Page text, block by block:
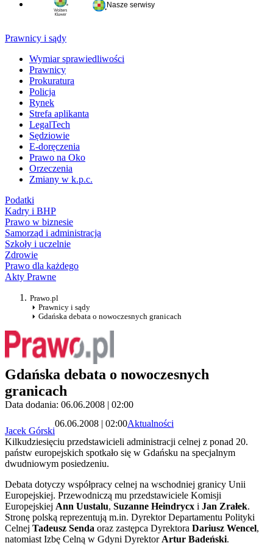
Nasze serwisy
Prawnicy i sądy
Wymiar sprawiedliwości
Prawnicy
Prokuratura
Policja
Rynek
Strefa aplikanta
LegalTech
Sędziowie
E-doręczenia
Prawo na Oko
Orzeczenia
Zmiany w k.p.c.
Podatki
Kadry i BHP
Prawo w biznesie
Samorząd i administracja
Szkoły i uczelnie
Zdrowie
Prawo dla każdego
Akty Prawne
Prawo.pl
Prawnicy i sądy
Gdańska debata o nowoczesnych granicach
Gdańska debata o nowoczesnych
granicach
Data dodania: 06.06.2008 | 02:00
Jacek Górski
06.06.2008 | 02:00Aktualności
Kilkudziesięciu przedstawicieli administracji celnej z ponad 20.
państw europejskich spotkało się w Gdańsku na specjalnym
dwudniowym posiedzeniu.
Debata dotyczy współpracy celnej na wschodniej granicy Unii
Europejskiej. Przewodniczą mu przedstawiciele Komisji
Europejskiej Ann Uustalu, Suzanne Heindrycx i Jan Zrałek.
Stronę polską reprezentują m.in. Dyrektor Departamentu Polityki
Celnej Tadeusz Senda oraz zastępca Dyrektora Dariusz Wencel,
natomiast Izbę Celną w Gdyni DyrektorArtur Badeński.